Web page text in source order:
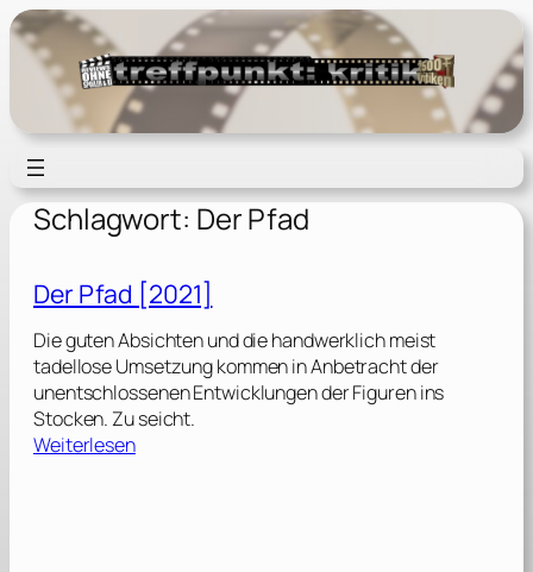
Zum
Inhalt
springen
Schlagwort: Der Pfad
Der Pfad [2021]
Die guten Absichten und die handwerklich meist
tadellose Umsetzung kommen in Anbetracht der
unentschlossenen Entwicklungen der Figuren ins
Stocken. Zu seicht.
Weiterlesen: